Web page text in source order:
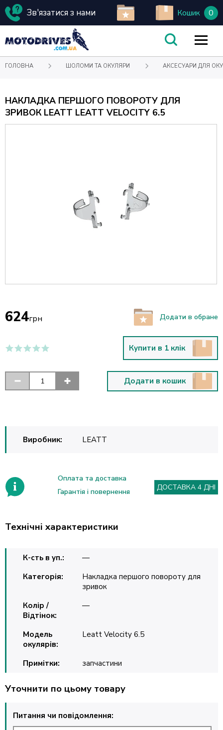
Зв'язатися з нами Кошик 0
ГОЛОВНА ШОЛОМИ ТА ОКУЛЯРИ АКСЕСУАРИ ДЛЯ
НАКЛАДКА ПЕРШОГО ПОВОРОТУ ДЛЯ
ЗРИВОК LEATT LEATT VELOCITY 6.5
624грн Додати в обране
Купити в 1 клік
Додати в кошик
Виробник: LEATT
Оплата та доставка
Гарантія і повернення
ДОСТАВКА 4 ДНІ
Технічні характеристики
К-сть в уп.:
—
Категорія:
Накладка першого повороту для
зривок
Колір /
Відтінок:
—
Модель
окулярів:
Leatt Velocity 6.5
Примітки: запчастини
Уточнити по цьому товару
Питання чи повідомлення: